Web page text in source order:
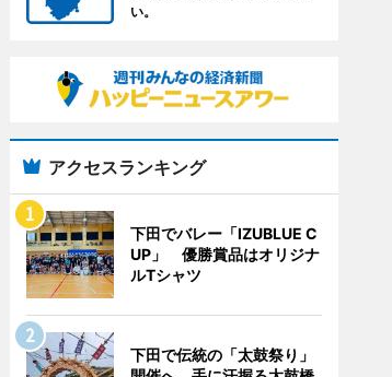
い。
アクセスランキング
下田でバレー「IZUBLUE C
UP」 優勝賞品はオリジナ
ルTシャツ
下田で伝統の「太鼓祭り」